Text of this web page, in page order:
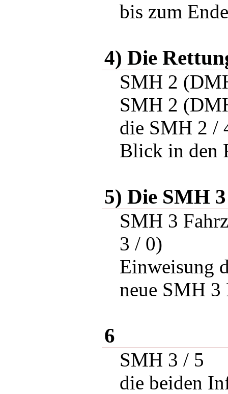
bis zum
4) Die
SMH 2
SMH 2
die SMH 2 /
Blick in den
5) Die SMH 3
SMH 3
3 / 0)
Einweisung
neue SMH 3
6
SMH 3 / 5
die beiden